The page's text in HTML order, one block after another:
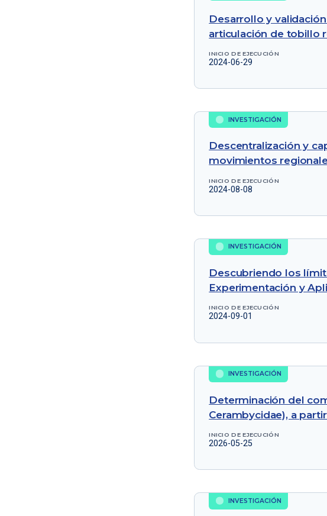
Desarrollo y
articulación de tobillo
INICIO DE EJECUCIÓN
2024-06-29
INVESTIGACIÓN
Descentralización y
movimientos
INICIO DE EJECUCIÓN
2024-08-08
INVESTIGACIÓN
Descubriendo los
Experimentación y
INICIO DE EJECUCIÓN
2024-09-01
INVESTIGACIÓN
Determinación del
Cerambycidae), a
INICIO DE EJECUCIÓN
2026-05-25
INVESTIGACIÓN